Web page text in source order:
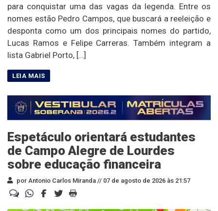
para conquistar uma das vagas da legenda. Entre os
nomes estão Pedro Campos, que buscará a reeleição e
desponta como um dos principais nomes do partido,
Lucas Ramos e Felipe Carreras. Também integram a
lista Gabriel Porto, […]
Espetáculo orientará estudantes
de Campo Alegre de Lourdes
sobre educação financeira
por Antonio Carlos Miranda // 07 de agosto de 2026 às 21:57